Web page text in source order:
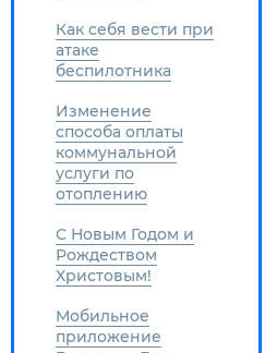
Как себя вести при
атаке
беспилотника
Изменение
способа оплаты
коммунальной
услуги по
отоплению
С Новым Годом и
Рождеством
Христовым!
Мобильное
приложение